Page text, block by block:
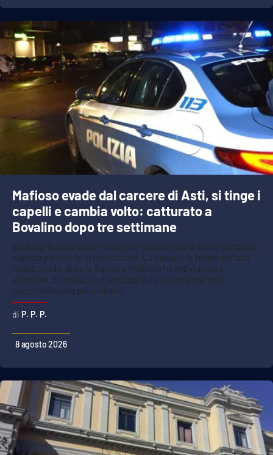
Mafioso evade dal carcere di Asti, si tinge i
capelli e cambia volto: catturato a
Bovalino dopo tre settimane
Era fuggito dopo un permesso per volontariato e aveva cambiato
aspetto per non farsi riconoscere. Le indagini lo hanno portato
nella Locride, dove la Squadra Mobile lo ha individuato e
arrestato. Si indaga sugli appoggi della ‘ndrangheta per il
narcotrafficante palermitano
P. P. P.
8 agosto 2026